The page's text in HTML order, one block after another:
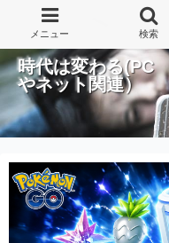
時代は変わる(PC
やネット関連）